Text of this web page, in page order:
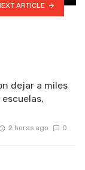
ARTICLE
dejar a miles
2 horas ago 0